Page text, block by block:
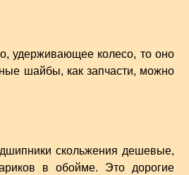
удерживающее колесо, то оно
шайбы, как запчасти, можно
скольжения дешевые,
в обойме. Это дорогие